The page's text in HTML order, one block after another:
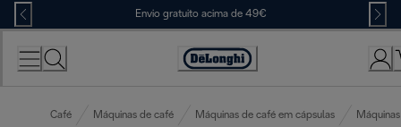
Skip
to
Content
Envio gratuito acima de 49€
Accessibility
Café Máquinas de café Máquinas de café em cápsulas